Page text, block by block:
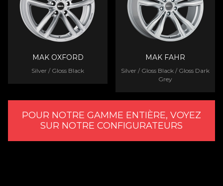
MAK OXFORD
Silver / Gloss Black
MAK FAHR
Silver / Gloss Black / Gloss Dark
Grey
POUR NOTRE GAMME ENTIÈRE, VOYEZ
SUR NOTRE CONFIGURATEURS